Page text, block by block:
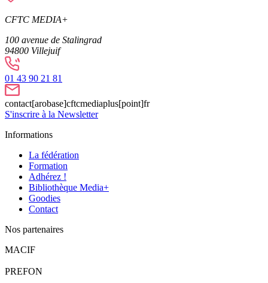
CFTC MEDIA+
100 avenue de Stalingrad
94800 Villejuif
01 43 90 21 81
contact[arobase]cftcmediaplus[point]fr
S'inscrire à la Newsletter
Informations
La fédération
Formation
Adhérez !
Bibliothèque Media+
Goodies
Contact
Nos partenaires
MACIF
PREFON